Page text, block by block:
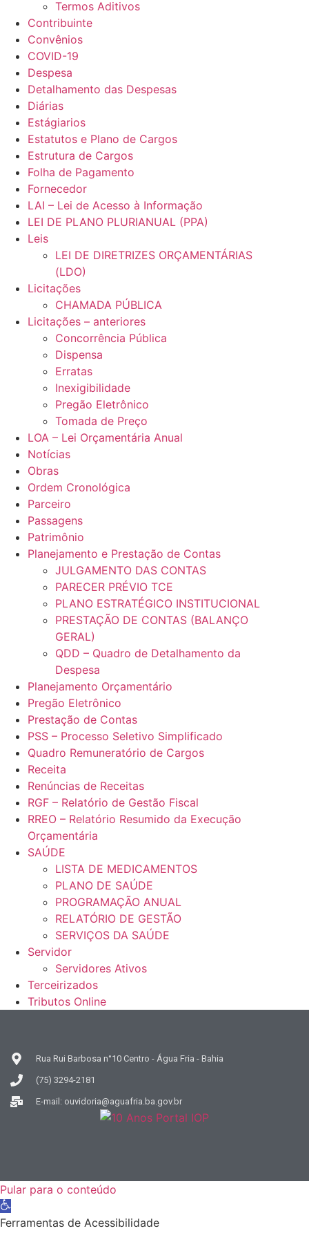
Termos Aditivos
Contribuinte
Convênios
COVID-19
Despesa
Detalhamento das Despesas
Diárias
Estágiarios
Estatutos e Plano de Cargos
Estrutura de Cargos
Folha de Pagamento
Fornecedor
LAI – Lei de Acesso à Informação
LEI DE PLANO PLURIANUAL (PPA)
Leis
LEI DE DIRETRIZES ORÇAMENTÁRIAS
(LDO)
Licitações
CHAMADA PÚBLICA
Licitações – anteriores
Concorrência Pública
Dispensa
Erratas
Inexigibilidade
Pregão Eletrônico
Tomada de Preço
LOA – Lei Orçamentária Anual
Notícias
Obras
Ordem Cronológica
Parceiro
Passagens
Patrimônio
Planejamento e Prestação de Contas
JULGAMENTO DAS CONTAS
PARECER PRÉVIO TCE
PLANO ESTRATÉGICO INSTITUCIONAL
PRESTAÇÃO DE CONTAS (BALANÇO
GERAL)
QDD – Quadro de Detalhamento da
Despesa
Planejamento Orçamentário
Pregão Eletrônico
Prestação de Contas
PSS – Processo Seletivo Simplificado
Quadro Remuneratório de Cargos
Receita
Renúncias de Receitas
RGF – Relatório de Gestão Fiscal
RREO – Relatório Resumido da Execução
Orçamentária
SAÚDE
LISTA DE MEDICAMENTOS
PLANO DE SAÚDE
PROGRAMAÇÃO ANUAL
RELATÓRIO DE GESTÃO
SERVIÇOS DA SAÚDE
Servidor
Servidores Ativos
Terceirizados
Tributos Online
Rua Rui Barbosa n°10 Centro - Água Fria - Bahia
(75) 3294-2181
E-mail: ouvidoria@aguafria.ba.gov.br
Pular para o conteúdo
Barra
de
Ferramentas de Acessibilidade